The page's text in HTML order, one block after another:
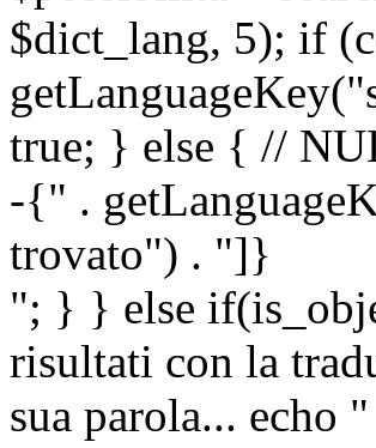
$dict_lang, 5); if
true; } else { //
-{" .
trovato") . "]}
"; } } else
risultati con la
sua parola... echo "